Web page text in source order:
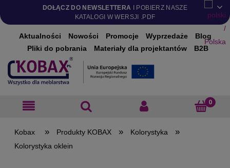
DOŁĄCZ DO NEWSLETTERA I POBIERZ NASZE
KATALOGI W WERSJI .PDF
Aktualności Nowości Promocje Wyprzedaże
Blog
Pliki do pobrania
Materiały dla projektantów B2B
» Produkty KOBAX » Kolorystyka »
Kolorystyka oklein